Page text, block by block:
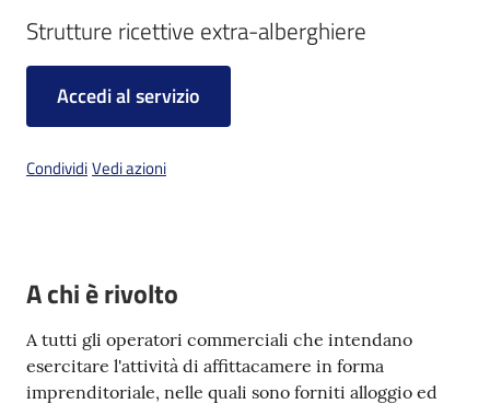
Vivere
Parma
gli
argomenti
Strutture ricettive extra-alberghiere
Accedi al servizio
CondividiVedi azioni
A chi è rivolto
A tutti gli operatori commerciali che intendano
esercitare l'attività di affittacamere in forma
imprenditoriale, nelle quali sono forniti alloggio ed